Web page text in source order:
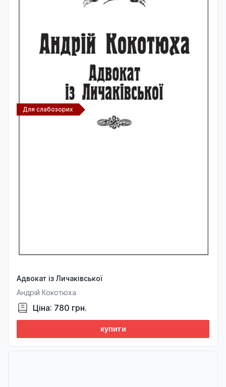
Для слабозорих
Адвокат із Личаківської
Андрій Кокотюха
Ціна: 780 грн.
купити